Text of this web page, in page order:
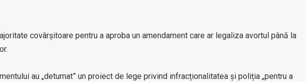
covârșitoare pentru a aproba un amendament care ar legaliza avortul până la
au „deturnat” un proiect de lege privind infracționalitatea și poliția „pentru a